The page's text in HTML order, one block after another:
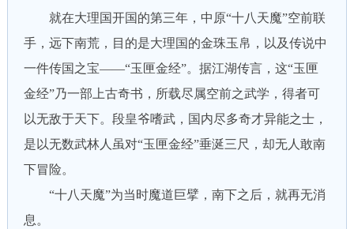
就在大理国开国的第三年，中原“十八天魔”空前联
手，远下南荒，目的是大理国的金珠玉帛，以及传说中
一件传国之宝——“玉匣金经”。据江湖传言，这“玉匣
金经”乃一部上古奇书，所载尽属空前之武学，得者可
以无敌于天下。段皇爷嗜武，国内尽多奇才异能之士，
是以无数武林人虽对“玉匣金经”垂涎三尺，却无人敢南
下冒险。
“十八天魔”为当时魔道巨擘，南下之后，就再无消
息。